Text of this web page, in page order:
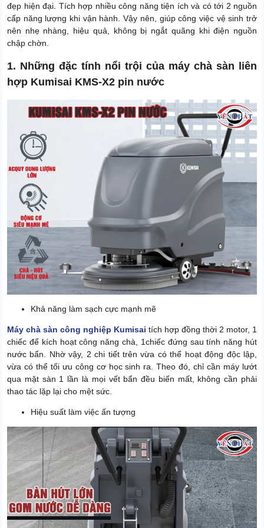
Trọng lượng sản phẩm 150 Kg
Thời gian bảo hành motor 24 tháng
Thời gian bảo hành phần
Thời gian bảo hành bình ắc
quy, sạc và van từ
6 tháng
Độ dài dây điện 8m
Chính hãng
đẹp hiện đại. Tích hợp nhiều công năng tiện ích và có tới 2 nguồn
cấp năng lượng khi vận hành. Vậy nên, giúp công việc vệ sinh trở
nên nhẹ nhàng, hiệu quả, không bị ngắt quãng khi điện nguồn
chập chờn.
1. Những đặc tính nổi trội của máy chà sàn liên
hợp Kumisai KMS-X2 pin nước
Khả năng làm sạch cực mạnh mẽ
Máy chà sàn công nghiệp Kumisai tích hợp đồng thời 2 motor, 1
chiếc để kích hoạt công năng chà, 1chiếc đứng sau tính năng hút
nước bẩn. Nhờ vậy, 2 chi tiết trên vừa có thể hoạt động độc lập,
vừa có thể tối ưu công cơ học sinh ra. Theo đó, chỉ cần máy lướt
qua mặt sàn 1 lần là mọi vết bẩn đều biến mất, không cần phải
thao tác lặp lại cho mệt sức.
Hiệu suất làm việc ấn tượng